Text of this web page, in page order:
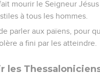
mourir le Seigneur
à tous les hommes.
parler aux païens, pour
a fini par les atteindre.
les